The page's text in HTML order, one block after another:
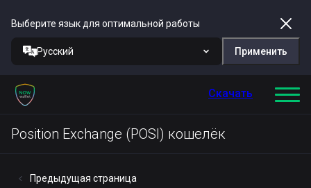
Выберите язык для оптимальной работы
Русский Применить
Скачать
Position Exchange (POSI) кошелёк
Предыдущая страница